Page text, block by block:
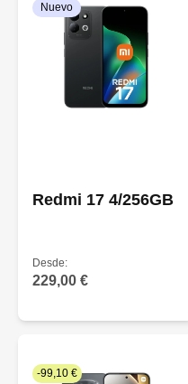
Nuevo
Redmi 17 4/256GB
Desde:
229,00 €
-99,10 €